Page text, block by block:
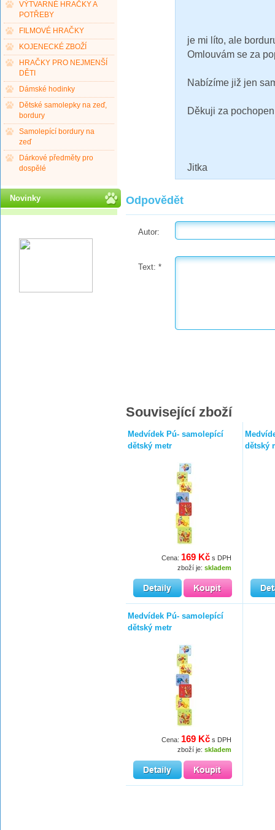
VÝTVARNÉ HRAČKY A
POTŘEBY
FILMOVÉ HRAČKY
KOJENECKÉ ZBOŽÍ
HRAČKY PRO NEJMENŠÍ
DĚTI
Dámské hodinky
Dětské samolepky na zeď,
bordury
Samolepící bordury na
zeď
Dárkové předměty pro
dospělé
Novinky
je mi líto, ale
Omlouvám se za
Nabízíme již jen
Děkuji za
Jitka
Odpovědět
Autor:
Text: *
Související zboží
Medvídek Pú- samolepící
dětský metr
Cena: 169 Kč s DPH
zboží je: skladem
dětský
Medvídek Pú- samolepící
dětský metr
Cena: 169 Kč s DPH
zboží je: skladem